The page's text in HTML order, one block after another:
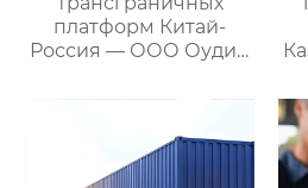
платформ Китай-
Россия — ООО Оудин
международными